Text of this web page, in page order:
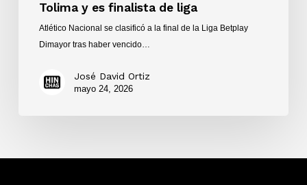
Tolima y es finalista de liga
Atlético Nacional se clasificó a la final de la Liga Betplay
Dimayor tras haber vencido…
José David Ortiz
mayo 24, 2026